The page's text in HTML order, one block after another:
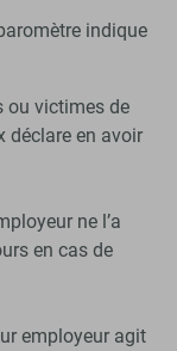
indique
ou victimes de
déclare en avoir
ne l’a
en cas de
employeur agit